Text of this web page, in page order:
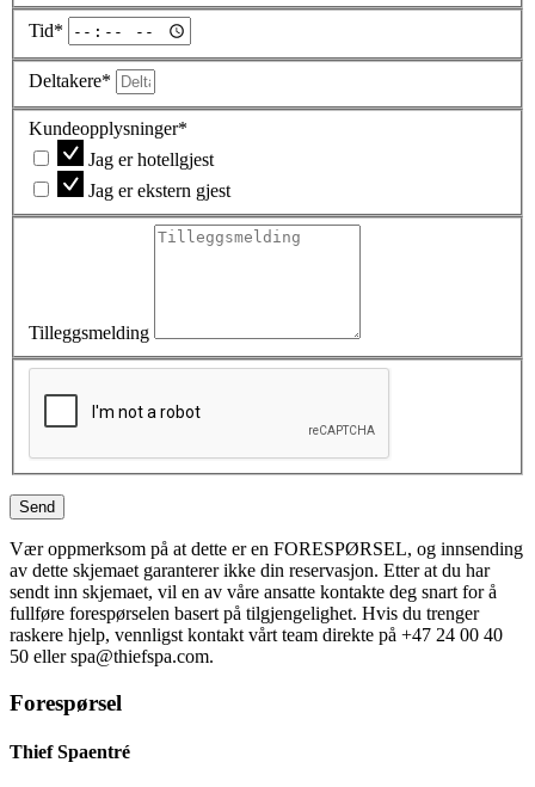
Tid*
Deltakere*
Kundeopplysninger*
Jag er hotellgjest
Jag er ekstern gjest
Tilleggsmelding
Send
Vær oppmerksom på at dette er en FORESPØRSEL, og innsending
av dette skjemaet garanterer ikke din reservasjon. Etter at du har
sendt inn skjemaet, vil en av våre ansatte kontakte deg snart for å
fullføre forespørselen basert på tilgjengelighet. Hvis du trenger
raskere hjelp, vennligst kontakt vårt team direkte på +47 24 00 40
50 eller spa@thiefspa.com.
Forespørsel
Thief Spaentré